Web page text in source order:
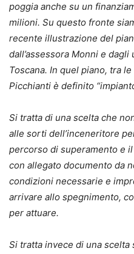
poggia anche su un
milioni. Su questo fronte
recente illustrazione del
dall’assessora Monni e
Toscana. In quel piano, tra
Picchianti è definito
Si tratta di una scelta che
alle sorti dell’inceneritore
percorso di superamento e
con allegato documento da
condizioni necessarie e
arrivare allo spegnimento,
per attuare.
Si tratta invece di una